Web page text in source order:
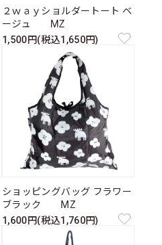
２ｗａｙショルダートート ベ
ージュ MZ
1,500円(税込1,650円)
ショッピングバッグ フラワー
ブラック MZ
1,600円(税込1,760円)